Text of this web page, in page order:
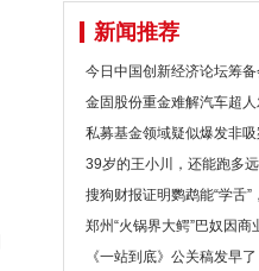
新闻推荐
今日中国创新经济论坛筹
金固股份重金难解汽车超
私募基金领域疑似爆发非
39岁的王小川，还能跑多远
搜狗财报证明鹦鹉能“学舌”
郑州“火锅界大鳄”巴奴因商
《一站到底》公关稿发早